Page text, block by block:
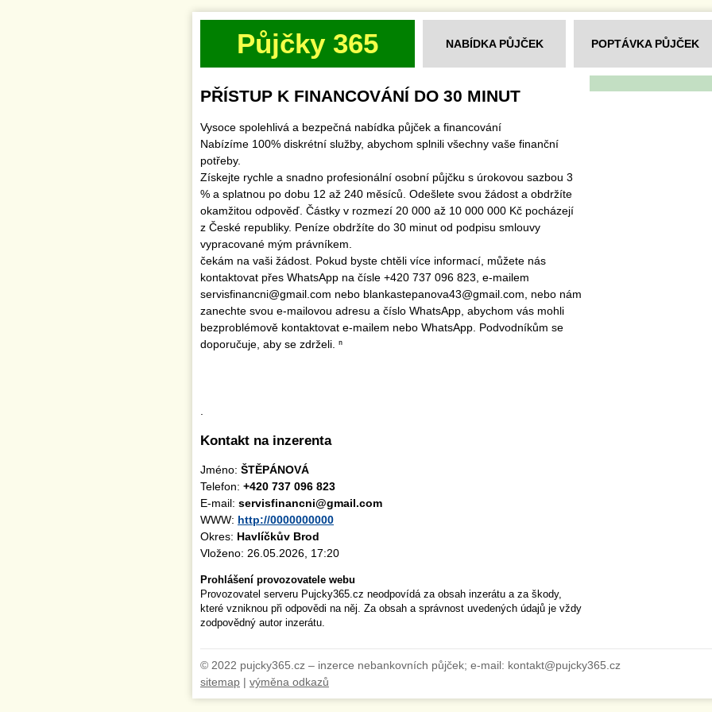
Půjčky 365 NABÍDKA PŮJČEK POPTÁVKA PŮJČEK
PŘÍSTUP K FINANCOVÁNÍ DO 30 MINUT
Vysoce spolehlivá a bezpečná nabídka půjček a financování
Nabízíme 100% diskrétní služby, abychom splnili všechny vaše finanční
potřeby.
Získejte rychle a snadno profesionální osobní půjčku s úrokovou sazbou 3
% a splatnou po dobu 12 až 240 měsíců. Odešlete svou žádost a obdržíte
okamžitou odpověď. Částky v rozmezí 20 000 až 10 000 000 Kč pocházejí
z České republiky. Peníze obdržíte do 30 minut od podpisu smlouvy
vypracované mým právníkem.
čekám na vaši žádost. Pokud byste chtěli více informací, můžete nás
kontaktovat přes WhatsApp na čísle +420 737 096 823, e-mailem
servisfinancni@gmail.com nebo blankastepanova43@gmail.com, nebo nám
zanechte svou e-mailovou adresu a číslo WhatsApp, abychom vás mohli
bezproblémově kontaktovat e-mailem nebo WhatsApp. Podvodníkům se
doporučuje, aby se zdrželi. ⁿ
Kontakt na inzerenta
Jméno: ŠTĚPÁNOVÁ
Telefon: +420 737 096 823
E-mail: servisfinancni@gmail.com
WWW: http://0000000000
Okres: Havlíčkův Brod
Vloženo: 26.05.2026, 17:20
Prohlášení provozovatele webu
Provozovatel serveru Pujcky365.cz neodpovídá za obsah inzerátu a za škody,
které vzniknou při odpovědi na něj. Za obsah a správnost uvedených údajů je vždy
zodpovědný autor inzerátu.
© 2022 pujcky365.cz – inzerce nebankovních půjček; e-mail: kontakt@pujcky365.cz
sitemap | výměna odkazů